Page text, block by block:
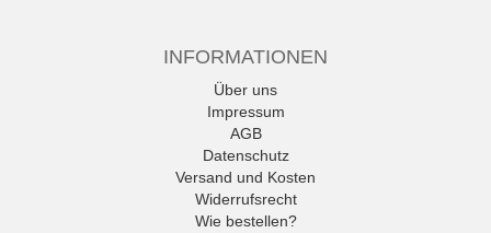
INFORMATIONEN
Über uns
Impressum
AGB
Datenschutz
Versand und Kosten
Widerrufsrecht
Wie bestellen?